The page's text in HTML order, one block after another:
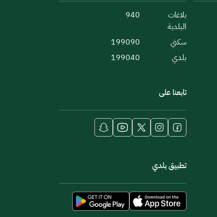
بلاغات
البلدية
940
سكني
199090
بلدي
199040
تابعنا على
تطبيق بلدي